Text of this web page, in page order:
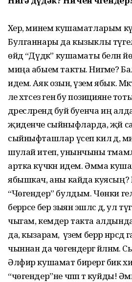
Хәер, минем кушаматларым
Булганнары да кызыклы
өйдә “Дүдәк” кушаматы белән
миңа абыем такты. Нигәме?
идем. Аяк озын, үзем ябык.
әле хәтсез генә бу позицияне
дәресләрендә буй буенча иң
җиденче сыйныфларда, җәй
сыйныфташлар үсеп килә дә,
шулай итеп, унынчыны
артка күчкән идем. Әмма
ябышкач, аны кайда куясың?
“Чөгендер” булдым. Чөнки
берәрсе бер зыян эшләсә дә, ул
чыгам, кемдер такта
да, кызарам, ә үзем берәр
чыннан да чөгендергә
Әлфир кушамат бирергә бик
“чөгендер”не чәпәп тә